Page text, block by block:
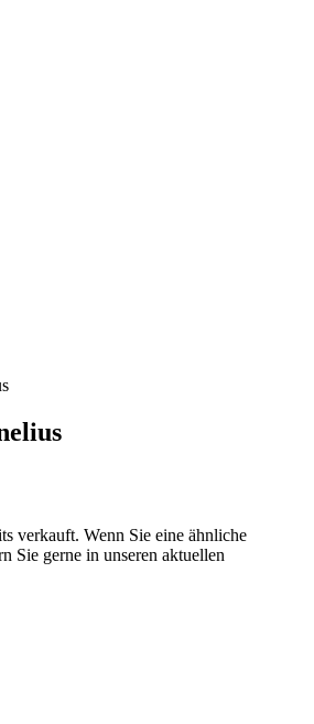
verkauft. Wenn Sie eine ähnliche
Sie gerne in unseren aktuellen